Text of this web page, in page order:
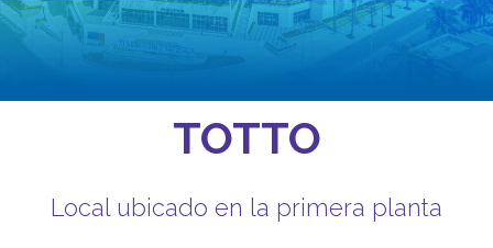
TOTTO
Local ubicado en la primera planta